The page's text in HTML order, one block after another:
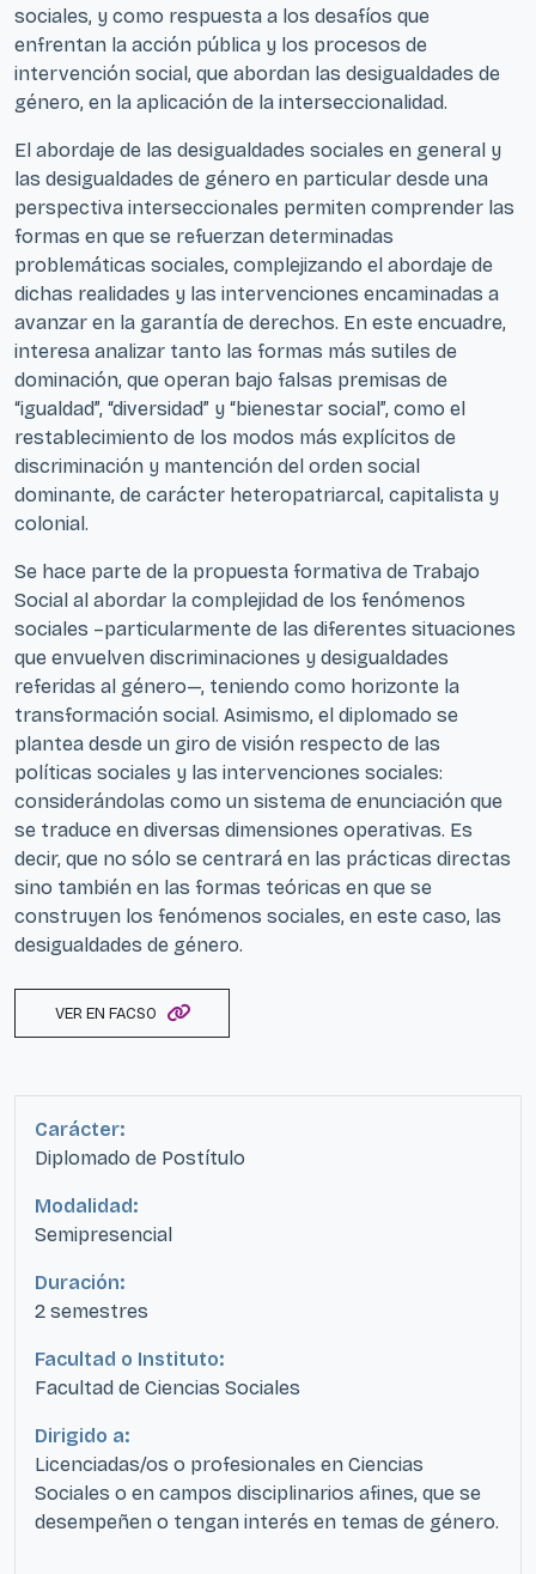
sociales, y como respuesta a los desafíos que
enfrentan la acción pública y los procesos de
intervención social, que abordan las desigualdades de
género, en la aplicación de la interseccionalidad.
El abordaje de las desigualdades sociales en general y
las desigualdades de género en particular desde una
perspectiva interseccionales permiten comprender las
formas en que se refuerzan determinadas
problemáticas sociales, complejizando el abordaje de
dichas realidades y las intervenciones encaminadas a
avanzar en la garantía de derechos. En este encuadre,
interesa analizar tanto las formas más sutiles de
dominación, que operan bajo falsas premisas de
“igualdad”, “diversidad” y “bienestar social”, como el
restablecimiento de los modos más explícitos de
discriminación y mantención del orden social
dominante, de carácter heteropatriarcal, capitalista y
colonial.
Se hace parte de la propuesta formativa de Trabajo
Social al abordar la complejidad de los fenómenos
sociales –particularmente de las diferentes situaciones
que envuelven discriminaciones y desigualdades
referidas al género—, teniendo como horizonte la
transformación social. Asimismo, el diplomado se
plantea desde un giro de visión respecto de las
políticas sociales y las intervenciones sociales:
considerándolas como un sistema de enunciación que
se traduce en diversas dimensiones operativas. Es
decir, que no sólo se centrará en las prácticas directas
sino también en las formas teóricas en que se
construyen los fenómenos sociales, en este caso, las
desigualdades de género.
VER EN FACSO
Carácter:
Diplomado de Postítulo
Modalidad:
Semipresencial
Duración:
2 semestres
Facultad o Instituto:
Facultad de Ciencias Sociales
Dirigido a:
Licenciadas/os o profesionales en Ciencias
Sociales o en campos disciplinarios afines, que se
desempeñen o tengan interés en temas de género.